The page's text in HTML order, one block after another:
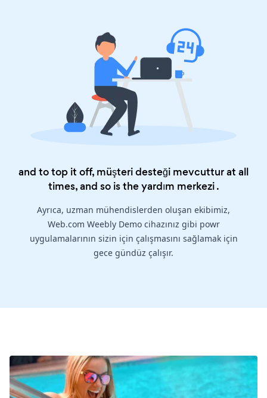
and to top it off, müşteri desteği mevcuttur at all
times, and so is theyardım merkezi.
Ayrıca, uzman mühendislerden oluşan ekibimiz,
Web.com Weebly Demo cihazınız gibi powr
uygulamalarının sizin için çalışmasını sağlamak için
gece gündüz çalışır.